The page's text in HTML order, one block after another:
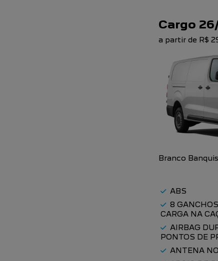
Cargo
a partir de R$
Branco
ABS
8
CARGA NA
AIRBAG
PONTOS DE
ANTENA